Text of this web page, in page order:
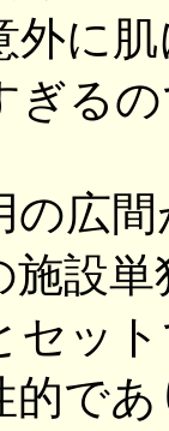
外に
ぎる
の広
施設
セッ
的で